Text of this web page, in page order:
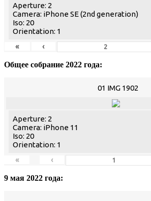
Aperture: 2
Camera: iPhone SE (2nd generation)
Iso: 20
Orientation: 1
«
‹
Общее собрание 2022 года:
01 IMG 1902
Aperture: 2
Camera: iPhone 11
Iso: 20
Orientation: 1
«
‹
9 мая 2022 года: